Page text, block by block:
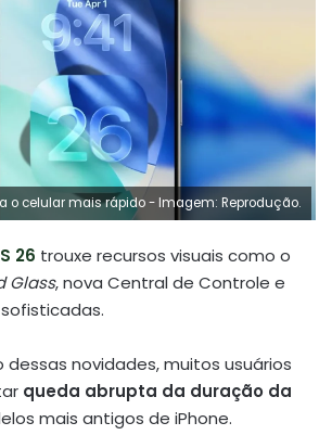
o celular mais rápido - Imagem: Reprodução.
26 trouxe recursos visuais como o
Glass, nova Central de Controle e
novidades, muitos usuários
queda abrupta da duração da
mais antigos de iPhone.